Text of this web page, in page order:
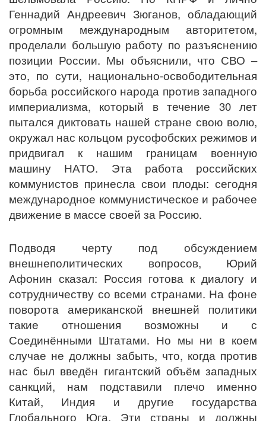
Геннадий Андреевич Зюганов, обладающий
огромным международным авторитетом,
проделали большую работу по разъяснению
позиции России. Мы объяснили, что СВО –
это, по сути, национально-освободительная
борьба российского народа против западного
империализма, который в течение 30 лет
пытался диктовать нашей стране свою волю,
окружал нас кольцом русофобских режимов и
придвигал к нашим границам военную
машину НАТО. Эта работа российских
коммунистов принесла свои плоды: сегодня
международное коммунистическое и рабочее
движение в массе своей за Россию.
Подводя черту под обсуждением
внешнеполитических вопросов, Юрий
Афонин сказал: Россия готова к диалогу и
сотрудничеству со всеми странами. На фоне
поворота американской внешней политики
такие отношения возможны и с
Соединёнными Штатами. Но мы ни в коем
случае не должны забыть, что, когда против
нас был введён гигантский объём западных
санкций, нам подставили плечо именно
Китай, Индия и другие государства
Глобального Юга. Эти страны и должны